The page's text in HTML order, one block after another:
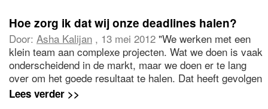
en irriteert mij. Is er een midden weg?"
Hoe zorg ik dat wij onze deadlines halen?
Door: Asha Kalijan , 13 mei 2012 "We werken met een
klein team aan complexe projecten. Wat we doen is vaak
onderscheidend in de markt, maar we doen er te lang
over om het goede resultaat te halen. Dat heeft gevolgen
voor het rendement. Planningen worden niet gehaald,
Lees verder >>